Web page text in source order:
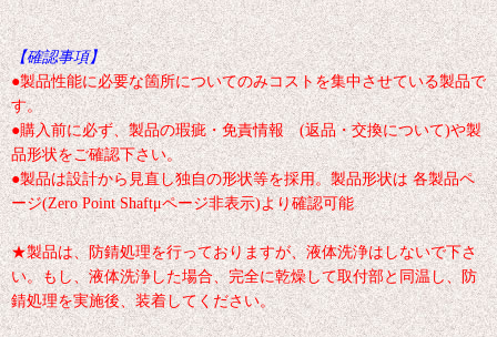
【確認事項】
●製品性能に必要な箇所についてのみコストを集中させている製品で
す。
●購入前に必ず、製品の瑕疵・免責情報 (返品・交換について)や製
品形状をご確認下さい。
●製品は設計から見直し独自の形状等を採用。製品形状は 各製品ペ
ージ(Zero Point Shaftμページ非表示)より確認可能
★製品は、防錆処理を行っておりますが、液体洗浄はしないで下さ
い。もし、液体洗浄した場合、完全に乾燥して取付部と同温し、防
錆処理を実施後、装着してください。